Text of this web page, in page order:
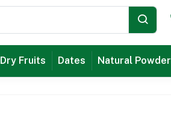
Dry Fruits Dates Natural Powder